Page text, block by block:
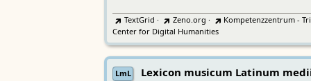
TextGrid · Zeno.org ·
Kompetenzzentrum -
Center for Digital Humanities
LmL
Lexicon musicum Latinum